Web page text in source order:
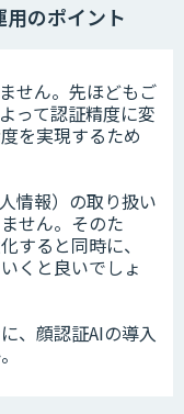
のポイント
せん。先ほどもご
って認証精度に変
を実現するため
情報）の取り扱い
せん。そのた
すると同時に、
くと良いでしょ
、顔認証AIの導入